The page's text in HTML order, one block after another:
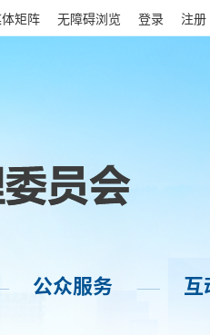
矩阵 无障碍浏览 登录 注册
公众服务 —— 互